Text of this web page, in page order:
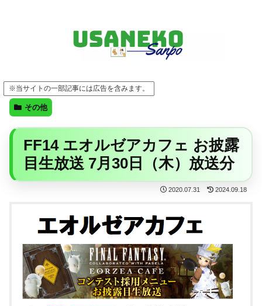
※当サイトの一部記事には広告を含みます。
その他
FF14 エオルゼアカフェ お披露
目生放送 7月30日（木）放送分
2020.07.31 2024.09.18